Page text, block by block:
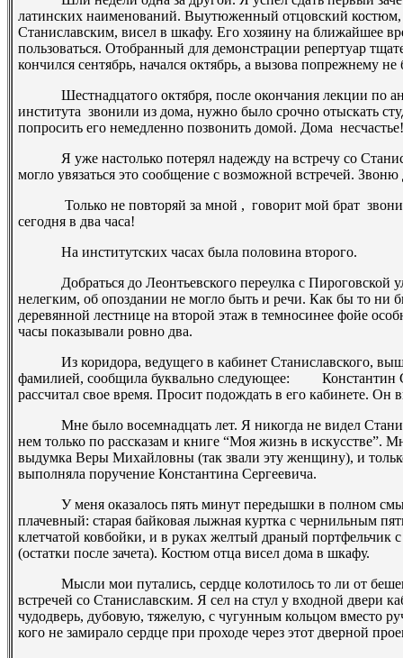
латинских наименований. Выутюженный отцовский костюм,
Станиславским, висел в шкафу. Его хозяину на ближайшее
пользоваться. Отобранный для демонстрации репертуар
кончился сентябрь, начался октябрь, а вызова по­прежнему
Шестнадцатого октября, после окончания лекции по
института ­ звонили из дома, нужно было срочно отыскать
попросить его немедленно позвонить домой. Дома ­ несчастье!
Я уже настолько потерял надежду на встречу со
могло увязаться это сообщение с возможной встречей.
Только не повторяй за мной , ­ говорит мой брат
сегодня в два часа!
На институтских часах была половина второго.
Добраться до Леонтьевского переулка с Пироговской
нелегким, об опоздании не могло быть и речи. Как бы то ни
деревянной лестнице на второй этаж в темно­синее фойе
часы показывали ровно два.
Из коридора, ведущего в кабинет Станиславского,
фамилией, сообщила буквально следующее: ­ Константин
рассчитал свое время. Просит подождать в его кабинете. Он
Мне было восемнадцать лет. Я никогда не видел
нем только по рассказам и книге “Моя жизнь в искусстве”.
выдумка Веры Михайловны (так звали эту женщину), и
выполняла поручение Константина Сергеевича.
У меня оказалось пять минут передышки в полном
плачевный: старая байковая лыжная куртка с чернильным
клетчатой ковбойки, и в руках желтый драный портфельчик
(остатки после зачета). Костюм отца висел дома в шкафу.
Мысли мои путались, сердце колотилось то ли от
встречей со Станиславским. Я сел на стул у входной двери
чудо­дверь, дубовую, тяжелую, с чугунным кольцом вместо
кого не замирало сердце при проходе через этот дверной